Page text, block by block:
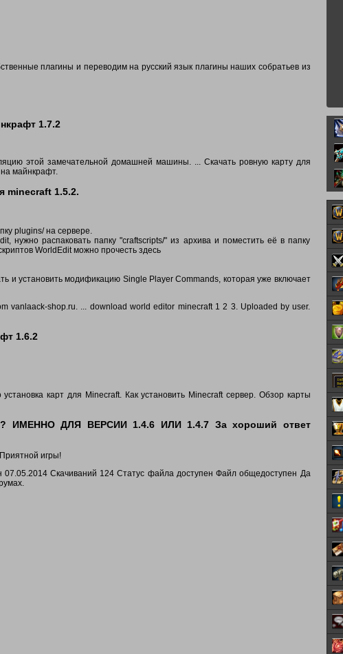
плагины и переводим на русский язык плагины наших собратьев из
1.7.2
этой замечательной домашней машины. ... Скачать ровную карту для
майнкрафт.
minecraft 1.5.2.
plugins/ на сервере.
нужно распаковать папку "craftscripts/" из архива и поместить её в папку
WorldEdit можно прочесть здесь
и установить модификацию Single Player Commands, которая уже включает
vanlaack-shop.ru. ... download world editor minecraft 1 2 3. Uploaded by user.
1.6.2
карт для Minecraft. Как установить Minecraft сервер. Обзор карты
ИМЕННО ДЛЯ ВЕРСИИ 1.4.6 ИЛИ 1.4.7 За хороший ответ
игры!
Скачиваний 124 Статус файла доступен Файл общедоступен Да